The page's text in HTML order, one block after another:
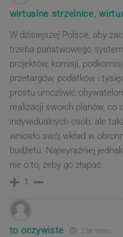
wirtualne strzelnice,
W dzisiejszej Polsce, aby
trzeba państwowego
projektów, komisji,
przetargów, podatków i
prostu umożliwić
realizacji swoich planów, co
indywidualnych osób, ale
wniosło swój wkład w
budżetu. Najwyraźniej
nie o to, żeby go złapać.
1
to oczywiste 2 lat temu